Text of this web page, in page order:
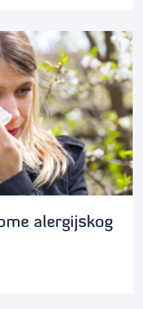
alergijskog